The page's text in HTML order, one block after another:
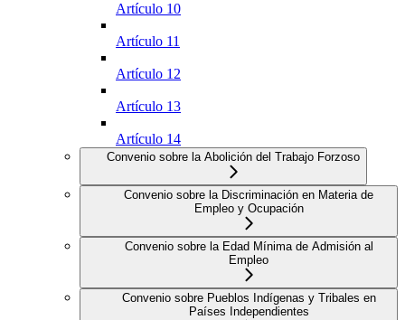
Artículo 10
Artículo 11
Artículo 12
Artículo 13
Artículo 14
Convenio sobre la Abolición del Trabajo Forzoso
Convenio sobre la Discriminación en Materia de
Empleo y Ocupación
Convenio sobre la Edad Mínima de Admisión al
Empleo
Convenio sobre Pueblos Indígenas y Tribales en
Países Independientes